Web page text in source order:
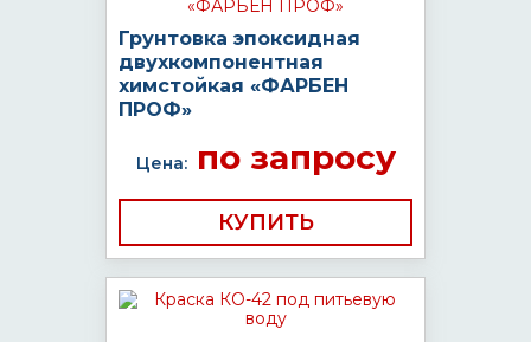
Грунтовка эпоксидная
двухкомпонентная
химстойкая «ФАРБЕН
ПРОФ»
Цена:по запросу
КУПИТЬ